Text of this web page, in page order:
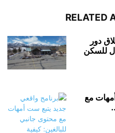
RELATED
دور
للسكن
مع